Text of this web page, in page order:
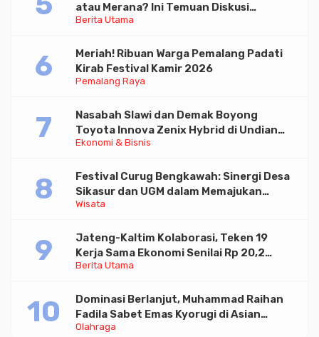
Berita Utama
atau Merana? Ini Temuan Diskusi
Paramadina
Pemalang Raya
Meriah! Ribuan Warga Pemalang Padati
Kirab Festival Kamir 2026
Ekonomi & Bisnis
Nasabah Slawi dan Demak Boyong
Toyota Innova Zenix Hybrid di Undian
Tabungan Bima Bank Jateng
Wisata
Festival Curug Bengkawah: Sinergi Desa
Sikasur dan UGM dalam Memajukan
Wisata serta UMKM Lokal
Berita Utama
Jateng-Kaltim Kolaborasi, Teken 19
Kerja Sama Ekonomi Senilai Rp 20,2
Triliun
Olahraga
Dominasi Berlanjut, Muhammad Raihan
Fadila Sabet Emas Kyorugi di Asian
Taekwondo Indonesia Open 2026